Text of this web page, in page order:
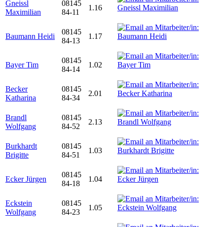
Gneissl
Maximilian
08145
84-11
1.16
Baumann Heidi
08145
84-13
1.17
Bayer Tim
08145
84-14
1.02
Becker
Katharina
08145
84-34
2.01
Brandl
Wolfgang
08145
84-52
2.13
Burkhardt
Brigitte
08145
84-51
1.03
Ecker Jürgen
08145
84-18
1.04
Eckstein
Wolfgang
08145
84-23
1.05